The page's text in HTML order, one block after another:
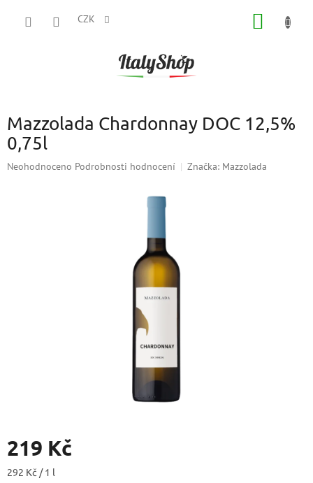
CZK
Mazzolada Chardonnay DOC 12,5%
0,75l
Průměrné
Neohodnoceno Podrobnosti hodnocení Značka: Mazzolada
219 Kč
Měrná
292 Kč / 1 l